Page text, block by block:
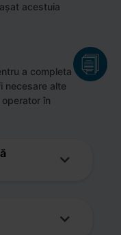
acestuia
a completa
necesare alte
în